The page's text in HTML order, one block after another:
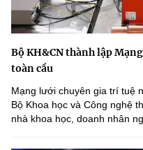
Bộ KH&CN thành lập
toàn cầu
Mạng lưới chuyên gia trí tuệ
Bộ Khoa học và Công nghệ
nhà khoa học, doanh nhân